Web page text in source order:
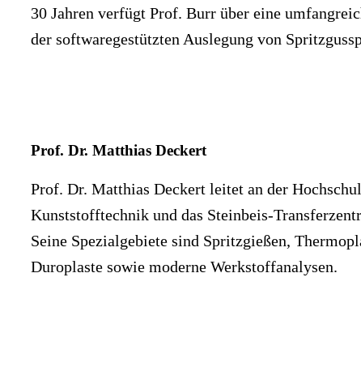
30 Jahren verfügt Prof. Burr über eine
der softwaregestützten Auslegung von
Prof. Dr. Matthias Deckert
Prof. Dr. Matthias Deckert leitet an der
Kunststofftechnik und das Steinbeis-
Seine Spezialgebiete sind Spritzgießen,
Duroplaste sowie moderne Werkstoffanalysen.